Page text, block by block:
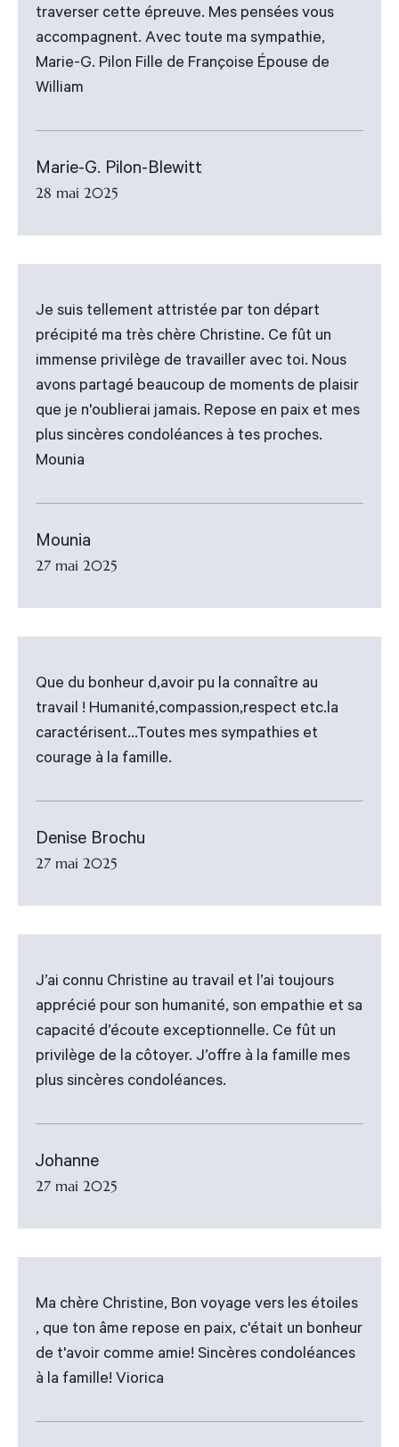
traverser cette épreuve. Mes pensées vous
accompagnent. Avec toute ma sympathie,
Marie-G. Pilon Fille de Françoise Épouse de
William
Marie-G. Pilon-Blewitt
28 mai 2025
Je suis tellement attristée par ton départ
précipité ma très chère Christine. Ce fût un
immense privilège de travailler avec toi. Nous
avons partagé beaucoup de moments de plaisir
que je n'oublierai jamais. Repose en paix et mes
plus sincères condoléances à tes proches.
Mounia
Mounia
27 mai 2025
Que du bonheur d,avoir pu la connaître au
travail ! Humanité,compassion,respect etc.la
caractérisent...Toutes mes sympathies et
courage à la famille.
Denise Brochu
27 mai 2025
J’ai connu Christine au travail et l’ai toujours
apprécié pour son humanité, son empathie et sa
capacité d’écoute exceptionnelle. Ce fût un
privilège de la côtoyer. J’offre à la famille mes
plus sincères condoléances.
Johanne
27 mai 2025
Ma chère Christine, Bon voyage vers les étoiles
, que ton âme repose en paix, c'était un bonheur
de t'avoir comme amie! Sincères condoléances
à la famille! Viorica